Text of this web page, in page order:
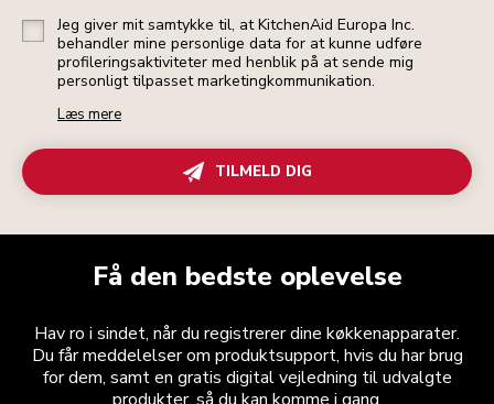
Jeg giver mit samtykke til, at KitchenAid Europa Inc.
behandler mine personlige data for at kunne udføre
profileringsaktiviteter med henblik på at sende mig
personligt tilpasset marketingkommunikation.
Læs mere
TILMELD DIG
Få den bedste oplevelse
Hav ro i sindet, når du registrerer dine køkkenapparater.
Du får meddelelser om produktsupport, hvis du har brug
for dem, samt en gratis digital vejledning til udvalgte